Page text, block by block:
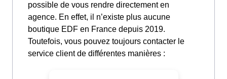
possible de vous rendre directement en
agence. En effet, il n’existe plus aucune
boutique EDF en France depuis 2019.
Toutefois, vous pouvez toujours contacter le
service client de différentes manières :